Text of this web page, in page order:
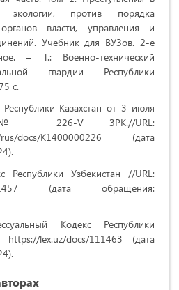
экологии, против порядка
власти, управления и
Учебник для ВУЗов. 2-е
– Т.: Военно-технический
гвардии Республики
с.
Казахстан от 3 июля
226-V ЗРК.//URL:
rus/docs/K1400000226 (дата
Республики Узбекистан //URL:
111457 (дата обращения:
Кодекс Республики
lex.uz/docs/111463 (дата